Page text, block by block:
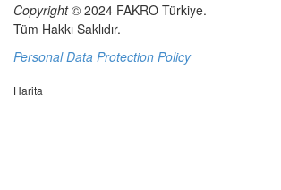
Copyright© 2024 FAKRO Türkiye.
Tüm Hakkı Saklıdır.
Personal Data Protection Policy
Harita